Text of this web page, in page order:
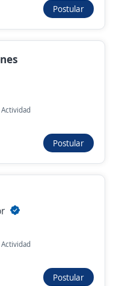
Siguiente
ejecutivo cuentas pyme
Postular
Postular
Postular